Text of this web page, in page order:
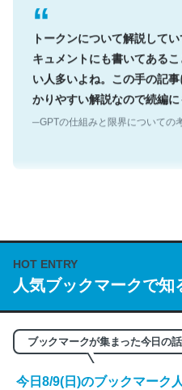
トークンについて解説して
キュメントにも書いてある
い人多いよね。この手の記
かりやすい解説なので続編に
説してる記事が少ないので貴
https://
/064121
─GPTの仕組みと限界についての
HOT ENTRY
人気ブックマークで知
ブックマークが集まった今日の
今日8/9(日)のブックマーク